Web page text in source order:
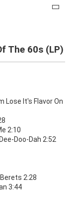
The 60s (LP)
Lose It's Flavor On
2:10
Doo-Dah 2:52
2:28
3:44